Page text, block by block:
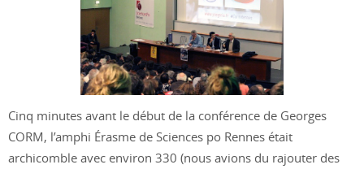
Cinq minutes avant le début de la conférence de Georges
CORM, l’amphi Érasme de Sciences po Rennes était
archicomble avec environ 330 (nous avions du rajouter des